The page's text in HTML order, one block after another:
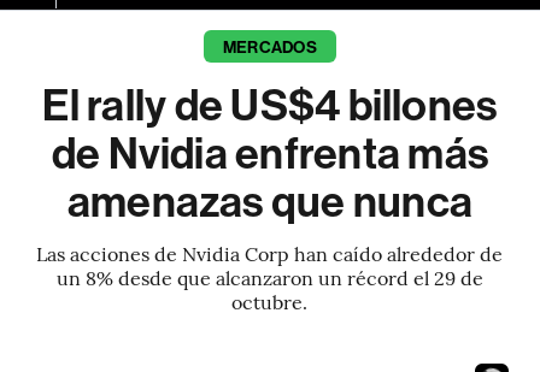
MERCADOS
El rally de US$4 billones
de Nvidia enfrenta más
amenazas que nunca
Las acciones de Nvidia Corp han caído alrededor de
un 8% desde que alcanzaron un récord el 29 de
octubre.